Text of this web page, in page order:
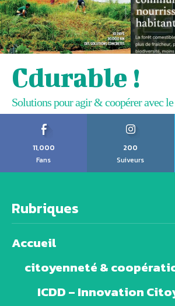
Cdurable !
Solutions pour agir & coopérer avec
11,000
Fans
200
Suiveurs
Rubriques
Accueil
citoyenneté &
ICDD – Innovation